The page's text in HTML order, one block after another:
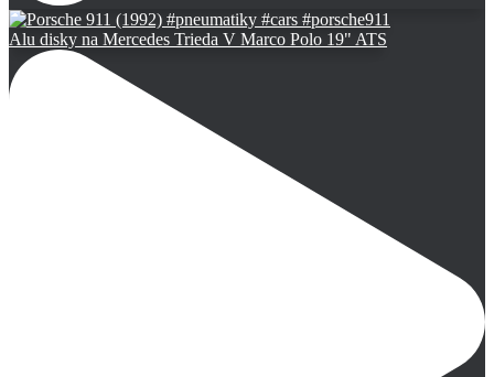
Alu disky na Mercedes Trieda V Marco Polo 19" ATS